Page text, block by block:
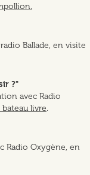
Ballade, en visite
?"
avec Radio
bateau livre.
Radio Oxygène, en